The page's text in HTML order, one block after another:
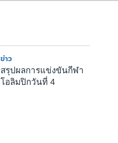
ข่าว
สรุปผลการแข่งขันกีฬา
โอลิมปิกวันที่ 4